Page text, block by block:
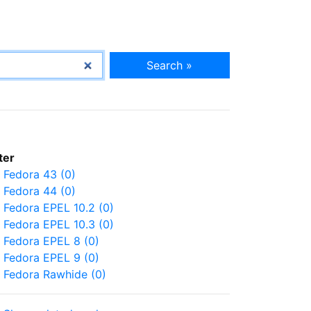
Search »
Fedora 43 (0)
Fedora 44 (0)
Fedora EPEL 10.2 (0)
Fedora EPEL 10.3 (0)
Fedora EPEL 8 (0)
Fedora EPEL 9 (0)
Fedora Rawhide (0)